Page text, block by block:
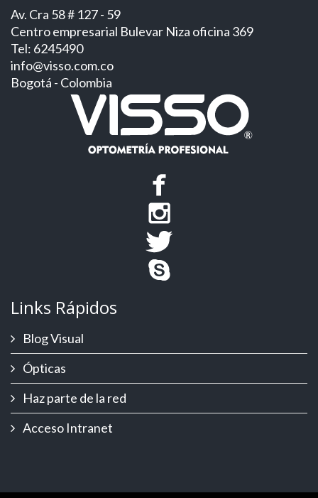
Av. Cra 58 # 127 - 59
Centro empresarial Bulevar Niza oficina 369
Tel: 6245490
info@visso.com.co
Bogotá - Colombia
Links Rápidos
Blog Visual
Ópticas
Haz parte de la red
Acceso Intranet